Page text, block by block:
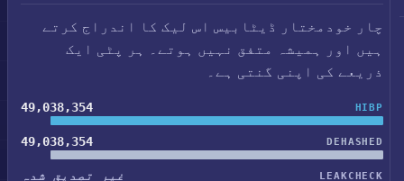
چار خودمختار ڈیٹابیس اس لیک کا اندراج کرتے
ہیں اور ہمیشہ متفق نہیں ہوتے۔ ہر پٹی ایک
ذریعے کی اپنی گنتی ہے۔
HIBP
49,038,354
DEHASHED
49,038,354
LEAKCHECK غیر تصدیق شدہ